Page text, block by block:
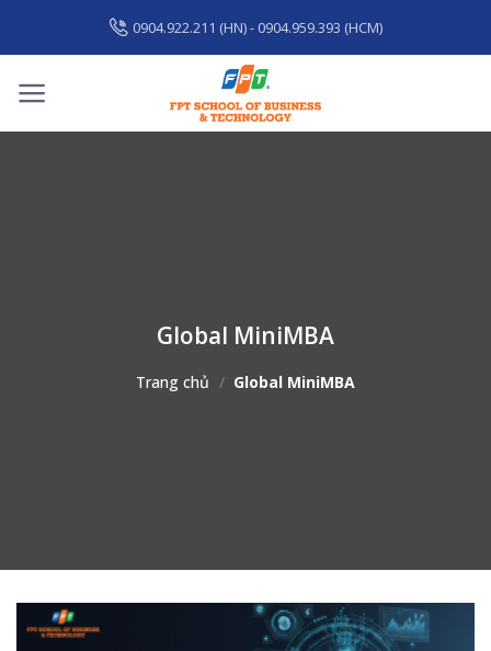
content
0904.922.211 (HN) - 0904.959.393 (HCM)
Global MiniMBA
Trang chủ / Global MiniMBA